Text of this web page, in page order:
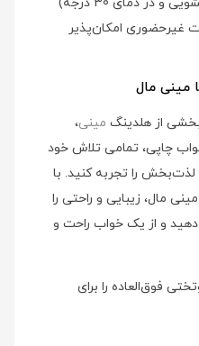
امکان‌پذیر
مینی مال
بخشی از هلدینگ مینی،
چاپی، تمامی تلاش خود
لذت‌بخش را تجربه کنید. با
مال، زیبایی و راحتی را
دهید و از یک خواب راحت و
فوق‌العاده را برای